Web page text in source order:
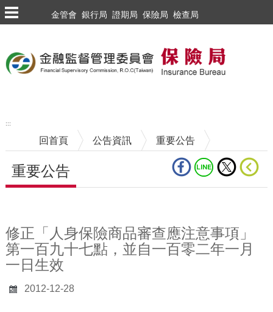
跳到主要內容區塊
金管會 銀行局 證期局 保險局 檢查局
:::
回首頁 公告資訊 重要公告
重要公告
修正「人身保險商品審查應注意事項」
第一百九十七點，並自一百零二年一月
一日生效
2012-12-28